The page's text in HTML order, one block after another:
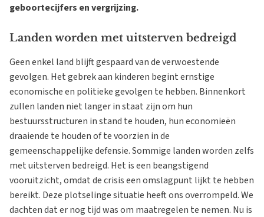
geboortecijfers en vergrijzing.
Landen worden met uitsterven bedreigd
Geen enkel land blijft gespaard van de verwoestende
gevolgen. Het gebrek aan kinderen begint ernstige
economische en politieke gevolgen te hebben. Binnenkort
zullen landen niet langer in staat zijn om hun
bestuursstructuren in stand te houden, hun economieën
draaiende te houden of te voorzien in de
gemeenschappelijke defensie. Sommige landen worden zelfs
met uitsterven bedreigd. Het is een beangstigend
vooruitzicht, omdat de crisis een omslagpunt lijkt te hebben
bereikt. Deze plotselinge situatie heeft ons overrompeld. We
dachten dat er nog tijd was om maatregelen te nemen. Nu is